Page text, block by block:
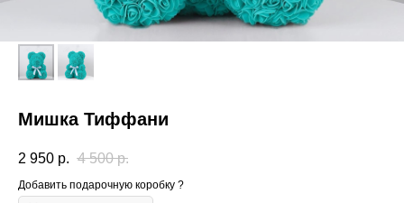
Мишка Тиффани
2 950 р. 4 500 р.
Добавить подарочную коробку ?